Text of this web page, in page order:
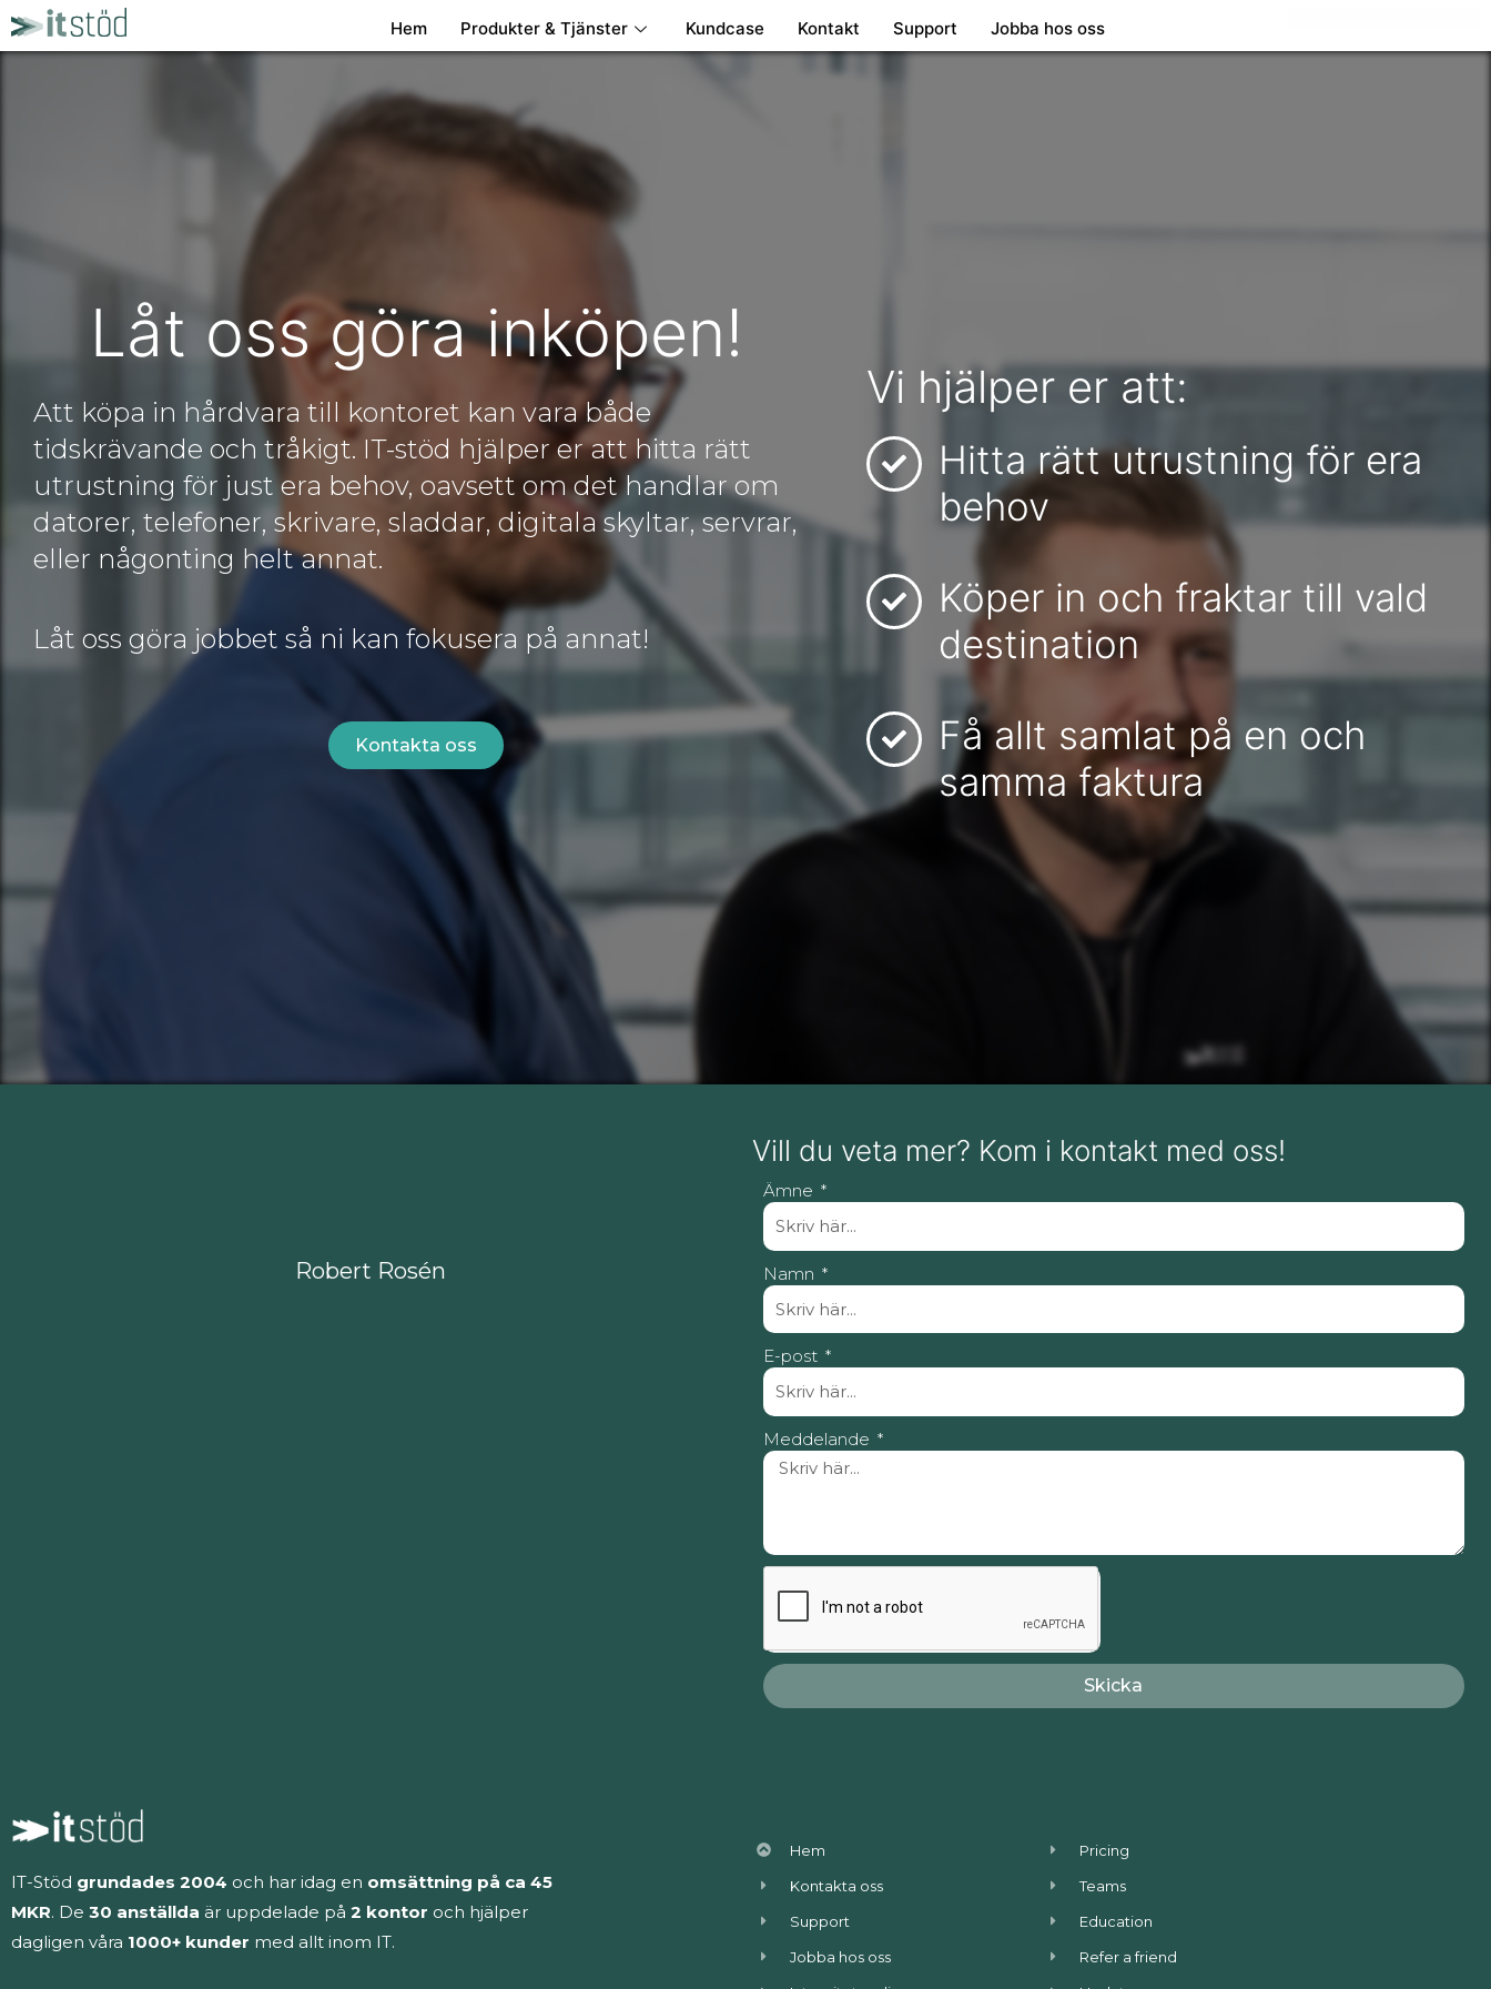
Hoppa
till
Hem Produkter & Tjänster Kundcase Kontakt Support Jobba hos oss
Låt oss göra inköpen!
Att köpa in hårdvara till kontoret kan vara både
tidskrävande och tråkigt. IT-stöd hjälper er att hitta rätt
utrustning för just era behov, oavsett om det handlar om
datorer, telefoner, skrivare, sladdar, digitala skyltar, servrar,
eller någonting helt annat.
Låt oss göra jobbet så ni kan fokusera på annat!
Kontakta oss
Vi hjälper er att:
Hitta rätt utrustning för era
behov
Köper in och fraktar till vald
destination
Få allt samlat på en och
samma faktura
Robert Rosén
Vill du veta mer? Kom i kontakt med oss!
Ämne
Namn
E-post
Meddelande
Skicka
IT-Stöd grundades 2004 och har idag en omsättning på ca 45
MKR. De 30 anställda är uppdelade på 2 kontor och hjälper
dagligen våra 1000+ kunder med allt inom IT.
Hem
Kontakta oss
Support
Jobba hos oss
Pricing
Teams
Education
Refer a friend